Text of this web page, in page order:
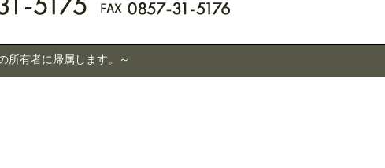
有者に帰属します。～